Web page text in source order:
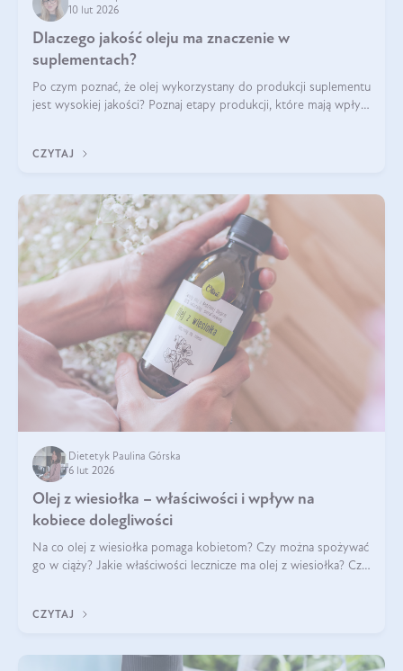
10 lut 2026
Dlaczego jakość oleju ma znaczenie w
suplementach?
Po czym poznać, że olej wykorzystany do produkcji suplementu
jest wysokiej jakości? Poznaj etapy produkcji, które mają wpływ
CZYTAJ
Dietetyk Paulina Górska
6 lut 2026
Olej z wiesiołka – właściwości i wpływ na
kobiece dolegliwości
Na co olej z wiesiołka pomaga kobietom? Czy można spożywać
go w ciąży? Jakie właściwości lecznicze ma olej z wiesiołka? Czy
CZYTAJ